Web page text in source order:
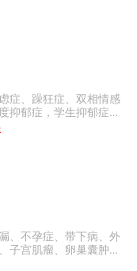
症、躁狂症、双相情感
抑郁症，学生抑郁症，
，儿童心理问题，青少
叛逆精神分裂症等精神
裂症急性期控制、维持
心理障碍、创伤性应激
、不孕症、带下病、外
子宫肌瘤、卵巢囊肿、
、乳腺增生、面部色